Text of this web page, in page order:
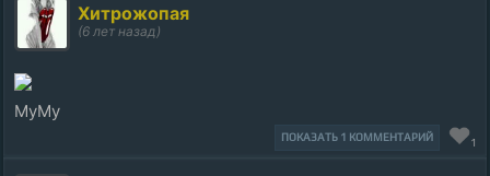
Хитрожопая
(6 лет назад)
МуМу
ПОКАЗАТЬ 1 КОММЕНТАРИЙ 1